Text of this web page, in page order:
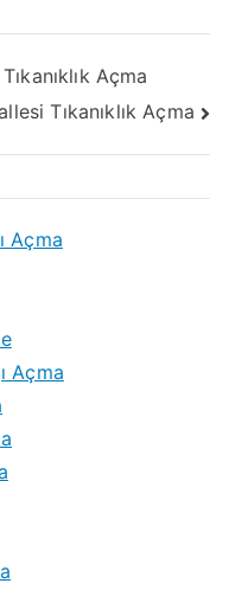
Açma
Tıkanıklık Açma
Açma
Açma